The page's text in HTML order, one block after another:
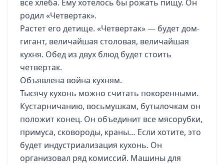
все хлеба. Ему хотелось бы рожать пищу. Он
родил «Четвертак».
Растет его детище. «Четвертак» — будет дом-
гигант, величайшая столовая, величайшая
кухня. Обед из двух блюд будет стоить
четвертак.
Объявлена война кухням.
Тысячу кухонь можно считать покоренными.
Кустарничанию, восьмушкам, бутылочкам он
положит конец. Он объединит все мясорубки,
примуса, сковороды, краны… Если хотите, это
будет индустриализация кухонь. Он
организовал ряд комиссий. Машины для